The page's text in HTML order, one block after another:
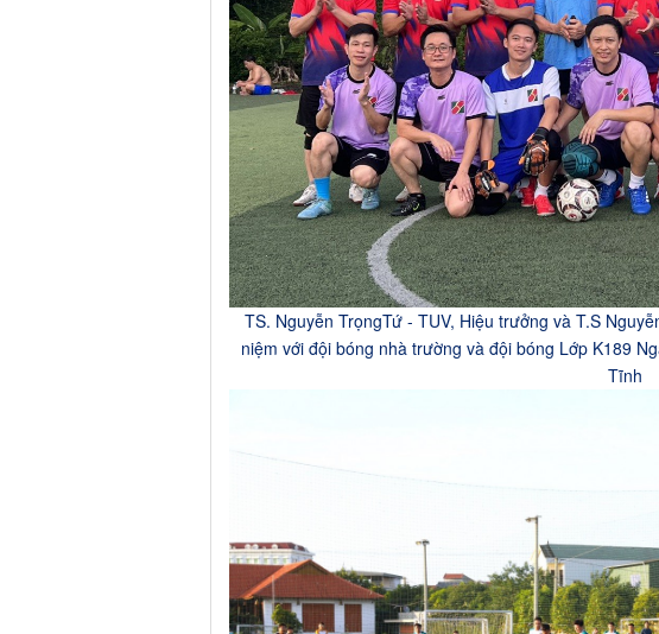
TS. Nguyễn TrọngTứ - TUV, Hiệu trưởng và T.S
niệm với đội bóng nhà trường và đội bóng Lớp K189
Tĩnh